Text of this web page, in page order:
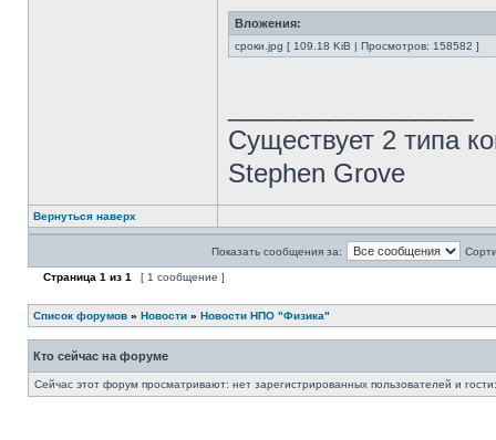
Вложения:
сроки.jpg [ 109.18 KiB | Просмотров: 158582 ]
Существует 2 типа
Stephen Grove
Вернуться наверх
Показать сообщения за:
Страница 1 из 1 [ 1 сообщение ]
Список форумов » Новости » Новости НПО "Физика"
Кто сейчас на форуме
Сейчас этот форум просматривают: нет зарегистрированных пользователей и